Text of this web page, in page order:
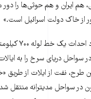
هم ایران و هم حوثی‌ها را دور
از خاک دولت اسرائیل است.»
او فاش کرد که
سواحل دریای سرخ را به
طرح، نفت از ایلات از طریق
در سواحل مدیترانه منتقل